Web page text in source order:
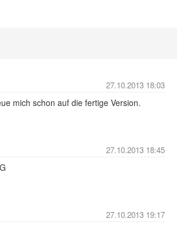
27.10.2013 18:03
mich schon auf die fertige Version.
27.10.2013 18:45
27.10.2013 19:17